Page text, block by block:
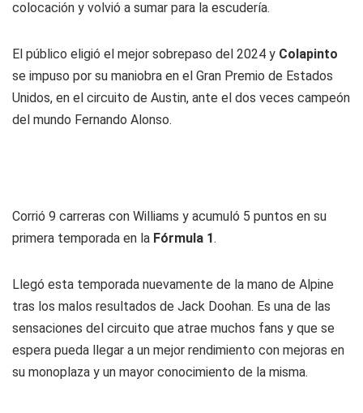
colocación y volvió a sumar para la escudería.
El público eligió el mejor sobrepaso del 2024 y Colapinto
se impuso por su maniobra en el Gran Premio de Estados
Unidos, en el circuito de Austin, ante el dos veces campeón
del mundo Fernando Alonso.
Corrió 9 carreras con Williams y acumuló 5 puntos en su
primera temporada en la Fórmula 1.
Llegó esta temporada nuevamente de la mano de Alpine
tras los malos resultados de Jack Doohan. Es una de las
sensaciones del circuito que atrae muchos fans y que se
espera pueda llegar a un mejor rendimiento con mejoras en
su monoplaza y un mayor conocimiento de la misma.